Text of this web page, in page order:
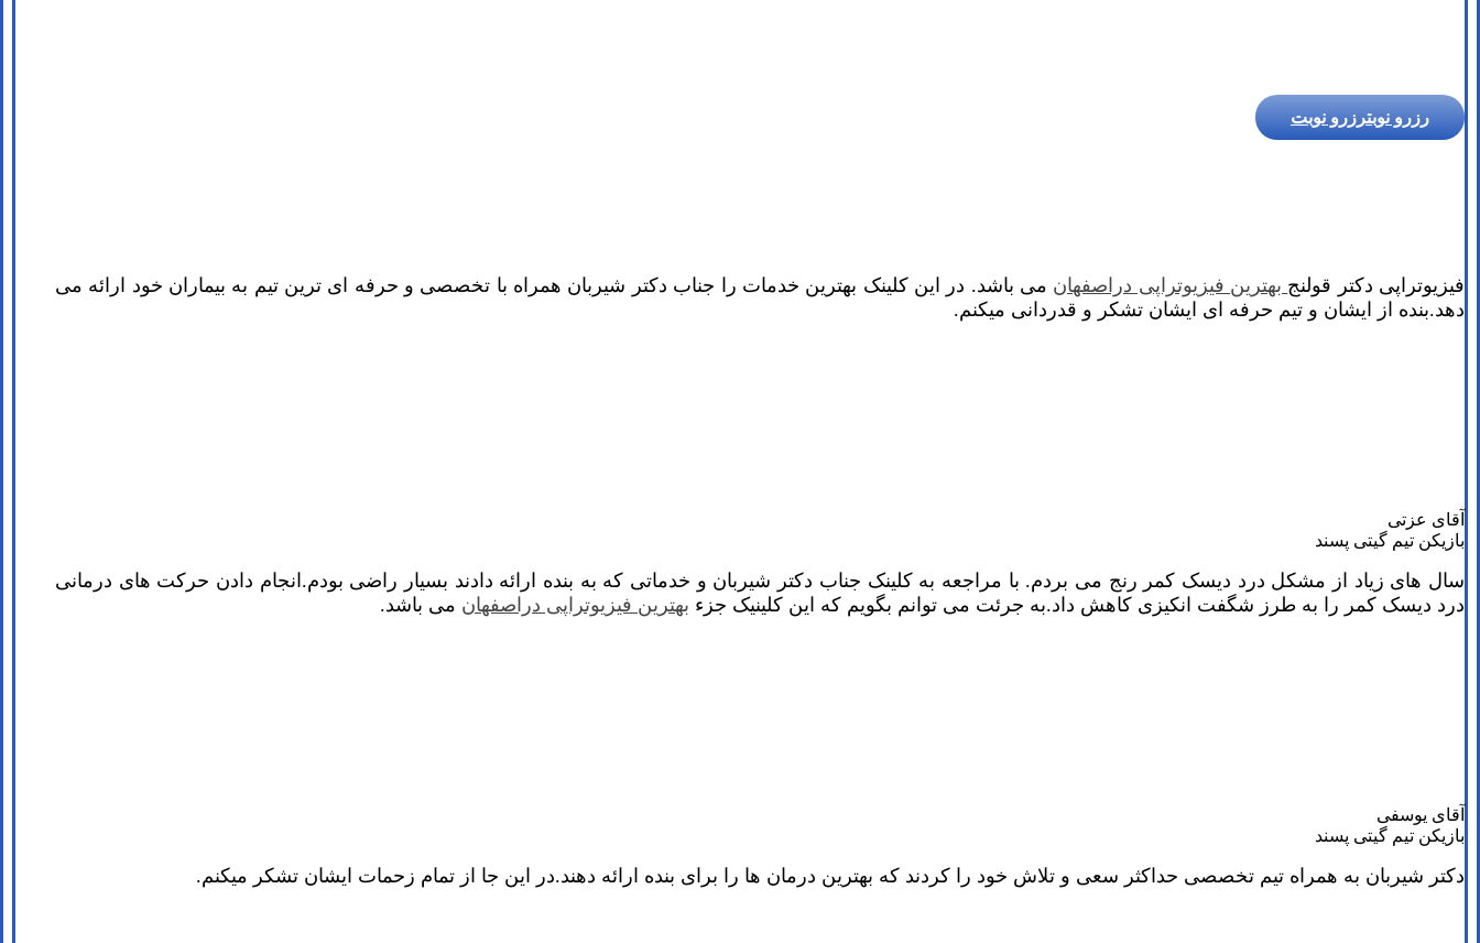
رزرو نوبترزرو نوبت
فیزیوتراپی دکتر قولنج بهترین فیزیوتراپی دراصفهان می باشد. در این کلینک بهترین خدمات را جناب دکتر شیربان همراه با تخصصی و حرفه ای ترین تیم به بیماران خود ارائه می
دهد.بنده از ایشان و تیم حرفه ای ایشان تشکر و قدردانی میکنم.
آقای عزتی
بازیکن تیم گیتی پسند
سال های زیاد از مشکل درد دیسک کمر رنج می بردم. با مراجعه به کلینک جناب دکتر شیربان و خدماتی که به بنده ارائه دادند بسیار راضی بودم.انجام دادن حرکت های درمانی
درد دیسک کمر را به طرز شگفت انکیزی کاهش داد.به جرئت می توانم بگویم که این کلینیک جزء بهترین فیزیوتراپی دراصفهان می باشد.
آقای یوسفی
بازیکن تیم گیتی پسند
دکتر شیربان به همراه تیم تخصصی حداکثر سعی و تلاش خود را کردند که بهترین درمان ها را برای بنده ارائه دهند.در این جا از تمام زحمات ایشان تشکر میکنم.